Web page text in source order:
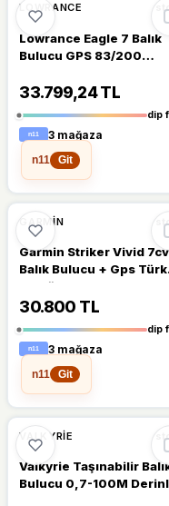
%17
LOWRANCE
Lowrance Eagle 7 Balık
Bulucu GPS 83/200
33.799,24 TL
dip
3 mağaza
n11
Git
%16
GARMIN
Garmin Striker Vivid 7cv
Balık Bulucu + Gps
Menü
30.800 TL
dip
3 mağaza
n11
Git
%13
VALKYRIE
Valkyrie Taşınabilir
Bulucu 0,7-100M